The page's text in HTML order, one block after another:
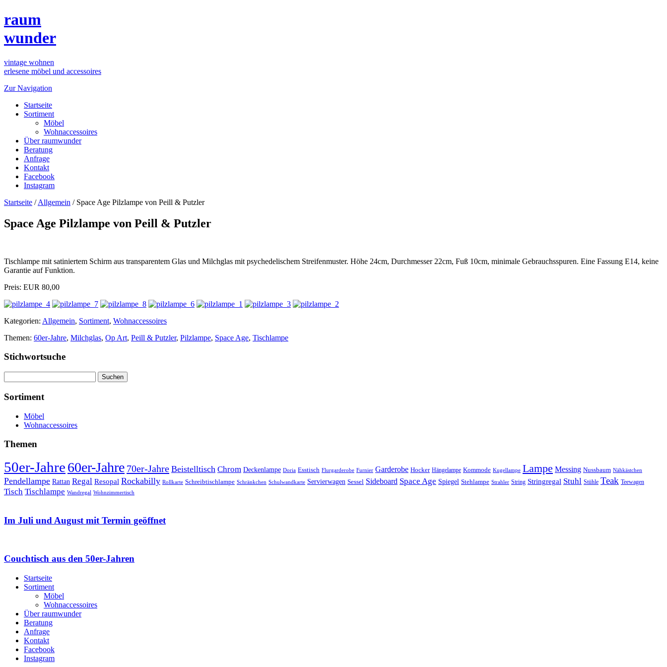
raum
wunder
vintage wohnen
erlesene möbel und accessoires
Zur Navigation
Startseite
Sortiment
Möbel
Wohnaccessoires
Über raumwunder
Beratung
Anfrage
Kontakt
Facebook
Instagram
Startseite /Allgemein / Space Age Pilzlampe von Peill & Putzler
Space Age Pilzlampe von Peill & Putzler
Tischlampe mit satiniertem Schirm aus transparentem Glas und Milchglas mit psychedelischem Streifenmuster. Höhe 24cm, Durchmesser 22cm, Fuß 10cm, minimale Gebrauchsspuren. Eine Fassung E14, keine
Garantie auf Funktion.
Preis: EUR 80,00
Kategorien: Allgemein, Sortiment, Wohnaccessoires
Themen: 60er-Jahre, Milchglas, Op Art, Peill & Putzler, Pilzlampe, Space Age, Tischlampe
Stichwortsuche
nach:
Sortiment
Möbel
Wohnaccessoires
Themen
50er-Jahre60er-Jahre 70er-Jahre Beistelltisch Chrom Deckenlampe Doria Esstisch Flurgarderobe Furnier Garderobe Hocker Hängelampe Kommode Kugellampe Lampe Messing Nussbaum Nähkästchen
Pendellampe Rattan Regal Resopal Rockabilly Rollkarte Schreibtischlampe Schränkchen Schulwandkarte Servierwagen Sessel Sideboard Space Age Spiegel Stehlampe Strahler String Stringregal Stuhl Stühle Teak Teewagen
Tisch Tischlampe Wandregal Wohnzimmertisch
Im Juli und August mit Termin geöffnet
Couchtisch aus den 50er-Jahren
Startseite
Sortiment
Möbel
Wohnaccessoires
Über raumwunder
Beratung
Anfrage
Kontakt
Facebook
Instagram